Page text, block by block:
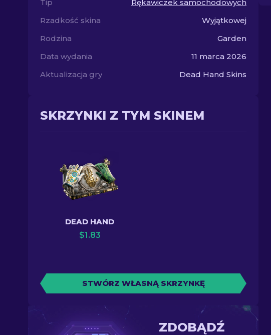
Tip
Rękawiczek samochodowych
Rzadkość skina
Wyjątkowej
Rodzina
Garden
Data wydania
11 marca 2026
Aktualizacja gry
Dead Hand Skins
SKRZYNKI Z TYM SKINEM
DEAD HAND
$1.83
STWÓRZ WŁASNĄ SKRZYNKĘ
ZDOBĄDŹ